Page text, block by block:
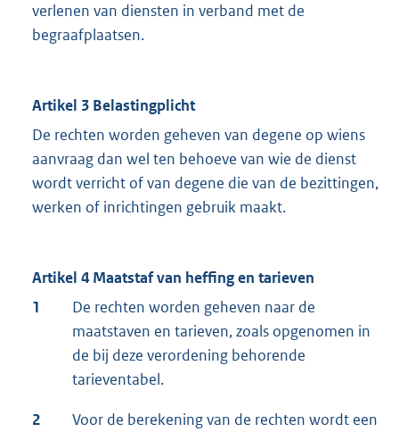
verlenen van diensten in verband met de
begraafplaatsen.
Artikel 3 Belastingplicht
De rechten worden geheven van degene op wiens
aanvraag dan wel ten behoeve van wie de dienst
wordt verricht of van degene die van de bezittingen,
werken of inrichtingen gebruik maakt.
Artikel 4 Maatstaf van heffing en tarieven
1
De rechten worden geheven naar de
maatstaven en tarieven, zoals opgenomen in
de bij deze verordening behorende
tarieventabel.
2
Voor de berekening van de rechten wordt een